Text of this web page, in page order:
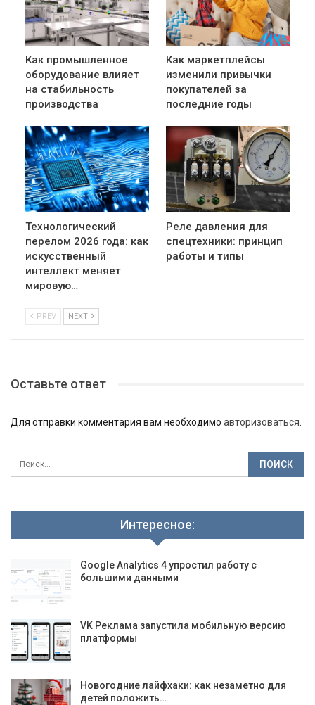
Как промышленное
оборудование влияет
на стабильность
производства
Как маркетплейсы
изменили привычки
покупателей за
последние годы
Технологический
перелом 2026 года: как
искусственный
интеллект меняет
мировую…
Реле давления для
спецтехники: принцип
работы и типы
PREV NEXT
Оставьте ответ
Для отправки комментария вам необходимо авторизоваться
Интересное:
Google Analytics 4 упростил работу с
большими данными
VK Реклама запустила мобильную версию
платформы
Новогодние лайфхаки: как незаметно для
детей положить…